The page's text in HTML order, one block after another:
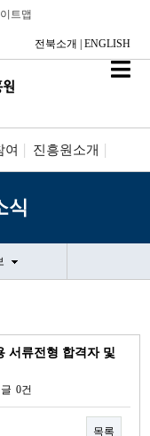
트맵
전북소개 ENGLISH
여 진흥원소개
식
서류전형 합격자 및
0건
목록